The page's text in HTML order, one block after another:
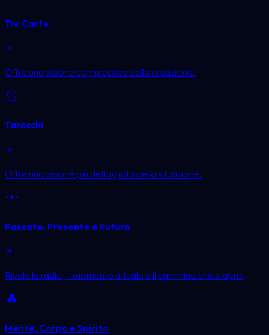
Tre Carte
Offre una visione complessiva della situazione.
Tarocchi
Offre una visione più dettagliata della situazione.
Passato, Presente e Futuro
Rivela le radici, il momento attuale e il cammino che si apre.
Mente, Corpo e Spirito